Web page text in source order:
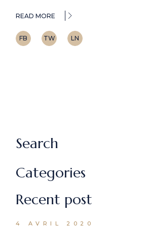
READ MORE
FB TW LN
Search
Categories
Recent post
4 AVRIL 2020